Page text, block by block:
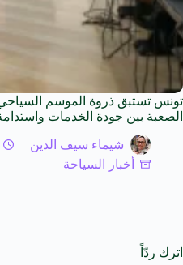
تونس تستبق ذروة الموسم السياحي
الصعبة بين جودة الخدمات واستدامة
شيماء سيف الدين
أخبار السياحة
اترك ردّاً